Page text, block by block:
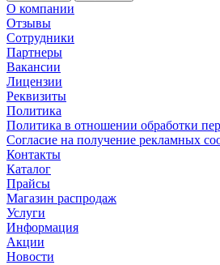
О компании
Отзывы
Сотрудники
Партнеры
Вакансии
Лицензии
Реквизиты
Политика
Политика в отношении обработки
Согласие на получение рекламных
Контакты
Каталог
Прайсы
Магазин распродаж
Услуги
Информация
Акции
Новости